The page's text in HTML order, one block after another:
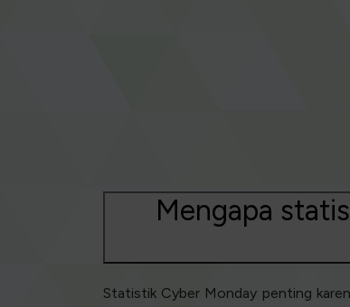
Mengapa
Statistik Cyber Monday penting